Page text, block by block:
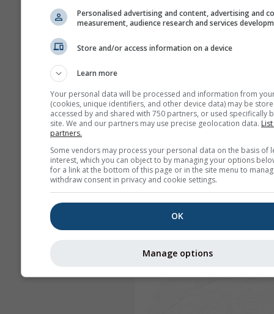
Personalised advertising and content, advertising and
measurement, audience research and services
Store and/or access information on a device
Learn more
Your personal data will be processed and information from
(cookies, unique identifiers, and other device data) may be
accessed by and shared with 750 partners, or used specifically
site. We and our partners may use precise geolocation data.
partners.
Some vendors may process your personal data on the basis of
interest, which you can object to by managing your options
for a link at the bottom of this page or in the site menu to
withdraw consent in privacy and cookie settings.
OK
Manage options